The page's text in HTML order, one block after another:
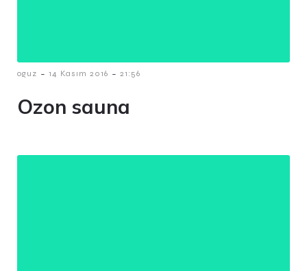
oguz - 14 Kasım 2016 - 21:56
Ozon sauna